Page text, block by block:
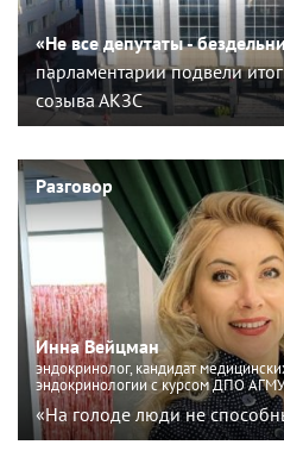
«Не все депутаты -
парламентарии подвели
созыва АКЗС
Разговор
Инна Вейцман
эндокринолог, кандидат
эндокринологии с курсом ДПО АГМУ
«На голоде люди не